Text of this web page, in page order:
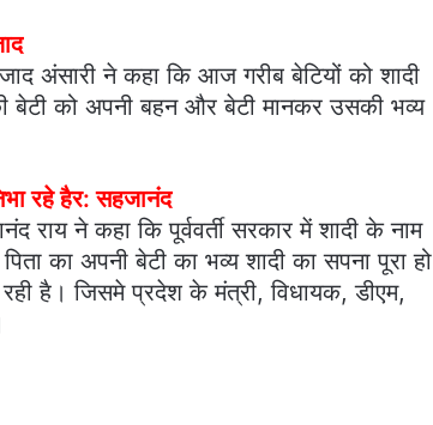
अंसारी ने कहा कि आज गरीब बेटियों को शादी
को अपनी बहन और बेटी मानकर उसकी भव्य
रहे हैर: सहजानंद
राय ने कहा कि पूर्ववर्ती सरकार में शादी के नाम
का अपनी बेटी का भव्य शादी का सपना पूरा हो
है। जिसमे प्रदेश के मंत्री, विधायक, डीएम,